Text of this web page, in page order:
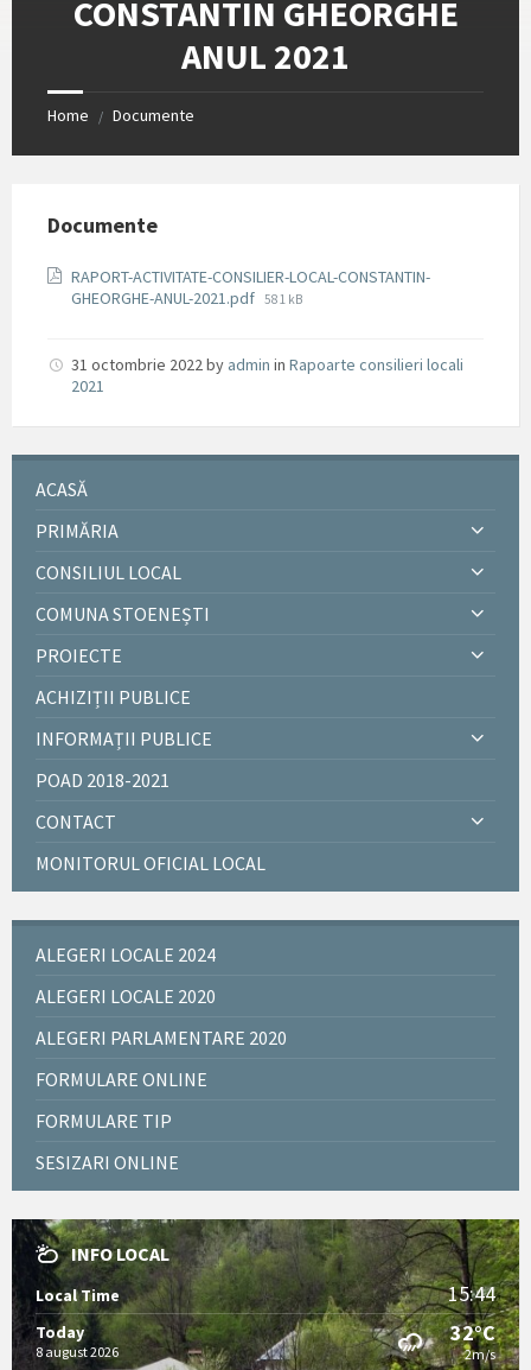
CONSTANTIN GHEORGHE
ANUL 2021
Home / Documente
Documente
RAPORT-ACTIVITATE-CONSILIER-LOCAL-CONSTANTIN-
GHEORGHE-ANUL-2021.pdf File
581 kB
31 octombrie 2022by admin in Rapoarte consilieri locali
2021
ACASĂ
PRIMĂRIA
CONSILIUL LOCAL
COMUNA STOENEȘTI
PROIECTE
ACHIZIȚII PUBLICE
INFORMAȚII PUBLICE
POAD 2018-2021
CONTACT
MONITORUL OFICIAL LOCAL
ALEGERI LOCALE 2024
ALEGERI LOCALE 2020
ALEGERI PARLAMENTARE 2020
FORMULARE ONLINE
FORMULARE TIP
SESIZARI ONLINE
INFO LOCAL
Local Time 15:44
Today
8 august 2026
32°C
2m/s